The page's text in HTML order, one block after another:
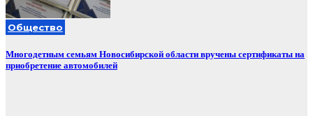
Общество
Многодетным семьям Новосибирской области вручены сертификаты на
приобретение автомобилей